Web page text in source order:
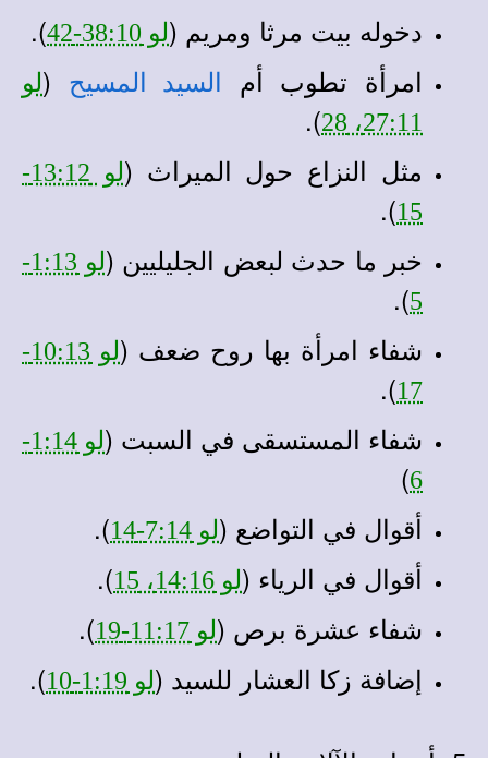
دخوله بيت مرثا ومريم (لو 38:10-42
).
امرأة تطوب أم
السيد المسيح (لو
27:11، 28
).
مثل النزاع حول الميراث (
لو 13:12-
15
).
خبر ما حدث لبعض الجليليين (
لو 1:13-
5
).
شفاء امرأة بها روح ضعف (
لو 10:13-
17
).
شفاء المستسقى في السبت (
لو 1:14-
6
)
أقوال في التواضع (لو 7:14-14
).
أقوال في الرياء (لو 14:16، 15
).
شفاء عشرة برص (لو 11:17-19
).
إضافة زكا العشار للسيد (لو 1:19-10 ).